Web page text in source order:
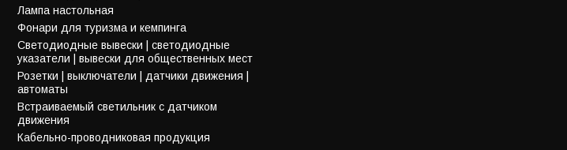
Лампа настольная
Фонари для туризма и кемпинга
Светодиодные вывески | светодиодные
указатели | вывески для общественных мест
Розетки | выключатели | датчики движения |
автоматы
Встраиваемый светильник с датчиком
движения
Кабельно-проводниковая продукция